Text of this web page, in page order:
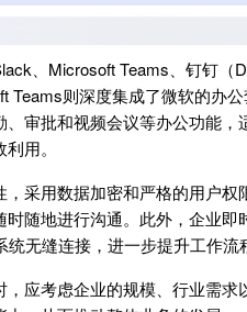
、Microsoft Teams、钉钉
Teams则深度集成了微软的办
审批和视频会议等办公功能
用。
采用数据加密和严格的用户
随地进行沟通。此外，企业
统无缝连接，进一步提升工作
，应考虑企业的规模、行业需